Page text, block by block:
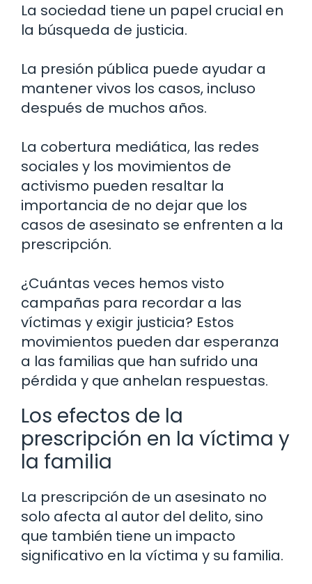
La sociedad tiene un papel crucial en
la búsqueda de justicia.
La presión pública puede ayudar a
mantener vivos los casos, incluso
después de muchos años.
La cobertura mediática, las redes
sociales y los movimientos de
activismo pueden resaltar la
importancia de no dejar que los
casos de asesinato se enfrenten a la
prescripción.
¿Cuántas veces hemos visto
campañas para recordar a las
víctimas y exigir justicia? Estos
movimientos pueden dar esperanza
a las familias que han sufrido una
pérdida y que anhelan respuestas.
Los efectos de la
prescripción en la víctima y
la familia
La prescripción de un asesinato no
solo afecta al autor del delito, sino
que también tiene un impacto
significativo en la víctima y su familia.